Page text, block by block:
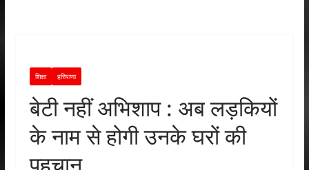
शिक्षा हरियाणा
बेटी नहीं अभिशाप : अब लड़कियों
के नाम से होगी उनके घरों की